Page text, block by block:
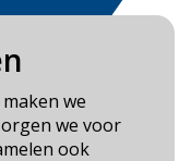
we
we voor
ook